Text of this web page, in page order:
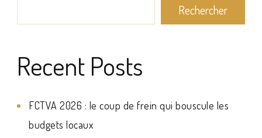
Rechercher
Recent Posts
FCTVA 2026 : le coup de frein qui bouscule les
budgets locaux